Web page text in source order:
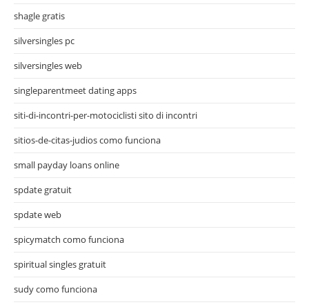
shagle gratis
silversingles pc
silversingles web
singleparentmeet dating apps
siti-di-incontri-per-motociclisti sito di incontri
sitios-de-citas-judios como funciona
small payday loans online
spdate gratuit
spdate web
spicymatch como funciona
spiritual singles gratuit
sudy como funciona